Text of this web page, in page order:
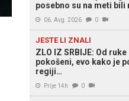
posebno su na meti
06. Avg. 2026 0
JESTE LI ZNALI
ZLO IZ SRBIJE: Od
pokošeni, evo kako je
regiji…
Prije 14h 0